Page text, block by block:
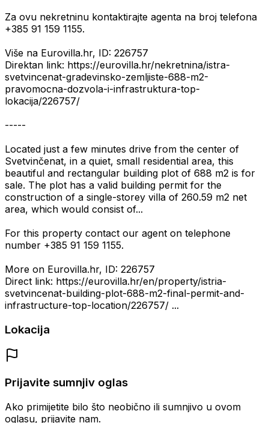
Za ovu nekretninu kontaktirajte agenta na broj telefona
+385 91 159 1155.
Više na Eurovilla.hr, ID: 226757
Direktan link: https://eurovilla.hr/nekretnina/istra-
svetvincenat-gradevinsko-zemljiste-688-m2-
pravomocna-dozvola-i-infrastruktura-top-
lokacija/226757/
-----
Located just a few minutes drive from the center of
Svetvinčenat, in a quiet, small residential area, this
beautiful and rectangular building plot of 688 m2 is for
sale. The plot has a valid building permit for the
construction of a single-storey villa of 260.59 m2 net
area, which would consist of...
For this property contact our agent on telephone
number +385 91 159 1155.
More on Eurovilla.hr, ID: 226757
Direct link: https://eurovilla.hr/en/property/istria-
svetvincenat-building-plot-688-m2-final-permit-and-
infrastructure-top-location/226757/ ...
Lokacija
Prijavite sumnjiv oglas
Ako primijetite bilo što neobično ili sumnjivo u ovom
oglasu, prijavite nam.